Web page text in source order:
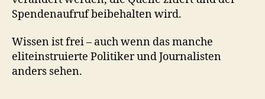
Spendenaufruf beibehalten wird.
Wissen ist frei – auch wenn das manche
eliteinstruierte Politiker und Journalisten
anders sehen.